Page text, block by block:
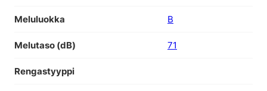
Meluluokka B
Melutaso (dB) 71
Rengastyyppi